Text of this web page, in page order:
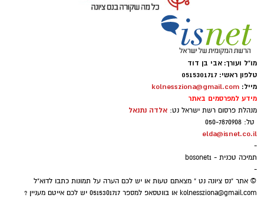
לא רק בקלפי: 6 שירים שהפכו את הפוליטיקה
הישראלית לפזמון
ממערכת הבחירות ועד יוקר המחיה, מהסטיקרים
על המכוניות ועד החלום לברוח ללונדון – הרבה
לפני הרשתות החברתיות, הזמרים כבר ידעו
להגיד את מה שהציבור חושב.
"איזו מדינה" – אלי לוזון שיר המחאה המזרחי
מו"ל ועורך: אבי בן דוד
טלפון ראשי: 0515301717
מייל: kolnessziona@gmail.com
מידע למפרסמים באתר
מנהלת פרסום רשת ישראל נט: אלדה נתנאל
טל: 050-7870908
elda@isnet.co.il
-
תמיכה טכנית - bosonet1
-
© אתר "נס ציונה נט " מצאתם טעות או יש לכם הערה על תמונות כתבו לדוא"ל
kolnessziona@gmail.com
או בווטסאפ למספר 0515301717 יש לכם אייטם מעניין ?